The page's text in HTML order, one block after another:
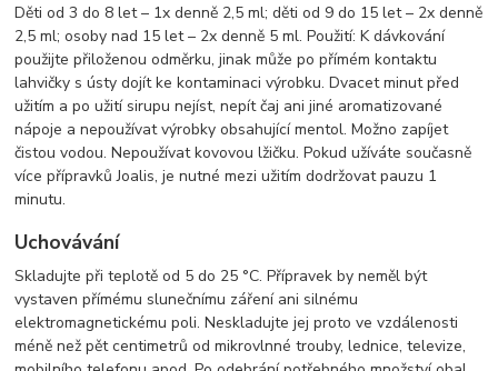
Děti od 3 do 8 let – 1x denně 2,5 ml; děti od 9 do 15 let – 2x denně
2,5 ml; osoby nad 15 let – 2x denně 5 ml. Použití: K dávkování
použijte přiloženou odměrku, jinak může po přímém kontaktu
lahvičky s ústy dojít ke kontaminaci výrobku. Dvacet minut před
užitím a po užití sirupu nejíst, nepít čaj ani jiné aromatizované
nápoje a nepoužívat výrobky obsahující mentol. Možno zapíjet
čistou vodou. Nepoužívat kovovou lžičku. Pokud užíváte současně
více přípravků Joalis, je nutné mezi užitím dodržovat pauzu 1
minutu.
Uchovávání
Skladujte při teplotě od 5 do 25 °C. Přípravek by neměl být
vystaven přímému slunečnímu záření ani silnému
elektromagnetickému poli. Neskladujte jej proto ve vzdálenosti
méně než pět centimetrů od mikrovlnné trouby, lednice, televize,